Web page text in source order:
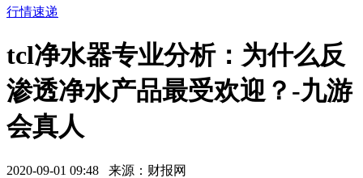
行情速递
tcl净水器专业分析：为什么反
渗透净水产品最受欢迎？-九游
会真人
2020-09-01 09:48 来源：财报网